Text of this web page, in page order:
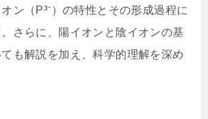
ン（P³⁻）の特性とその形成過程に
さらに、陽イオンと陰イオンの基
も解説を加え、科学的理解を深め